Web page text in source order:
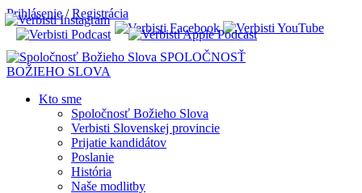
Prihlásenie /Registrácia
SPOLOČNOSŤ
BOŽIEHO SLOVA
Kto sme
Spoločnosť Božieho Slova
Verbisti Slovenskej provincie
Prijatie kandidátov
Poslanie
História
Naše modlitby